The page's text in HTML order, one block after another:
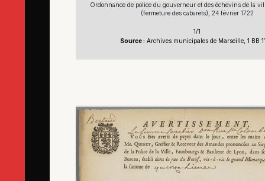
Ordonnance de police du gouverneur et des échevins de la
(fermeture des cabarets), 24 février 1722
1/1
Source : Archives municipales de Marseille, 1 BB